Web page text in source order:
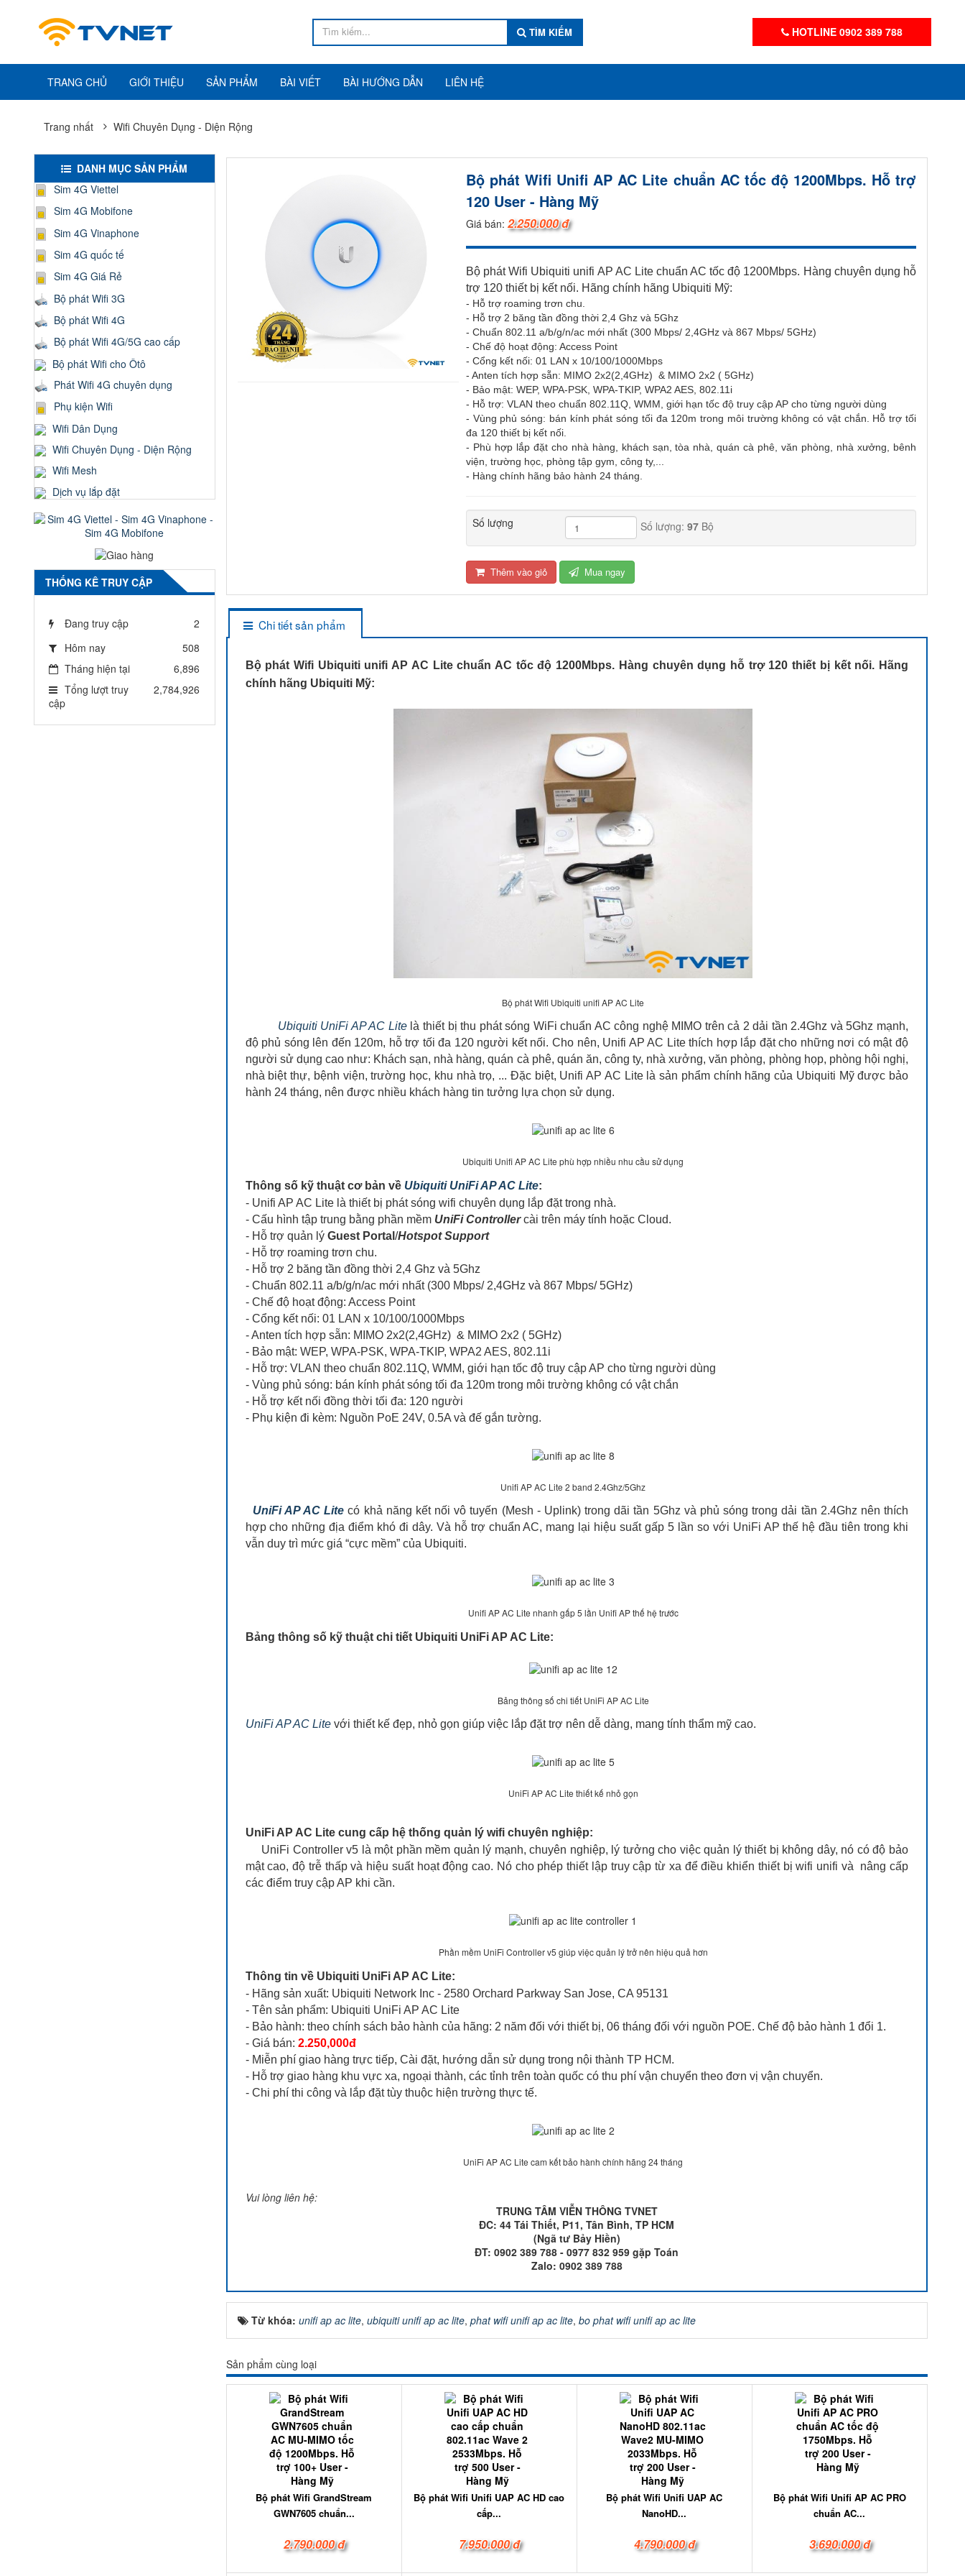
TÌM KIẾM HOTLINE 0902 389 788
TRANG CHỦ GIỚI THIỆU SẢN PHẨM BÀI VIẾT BÀI HƯỚNG DẪN LIÊN HỆ
Trang nhất Wifi Chuyên Dụng - Diện Rộng
Bộ phát Wifi Unifi AP AC Lite chuẩn AC tốc độ 1200Mbps. Hỗ trợ
120 User - Hàng Mỹ
Giá bán: 2.250.000 đ
Bộ phát Wifi Ubiquiti unifi AP AC Lite chuẩn AC tốc độ 1200Mbps. Hàng chuyên dụng hỗ
trợ 120 thiết bị kết nối. Hãng chính hãng Ubiquiti Mỹ:
- Hỗ trợ roaming trơn chu.
- Hỗ trợ 2 băng tần đồng thời 2,4 Ghz và 5Ghz
- Chuẩn 802.11 a/b/g/n/ac mới nhất (300 Mbps/ 2,4GHz và 867 Mbps/ 5GHz)
- Chế độ hoạt động: Access Point
- Cổng kết nối: 01 LAN x 10/100/1000Mbps
- Anten tích hợp sẵn: MIMO 2x2(2,4GHz) & MIMO 2x2 ( 5GHz)
- Bảo mật: WEP, WPA-PSK, WPA-TKIP, WPA2 AES, 802.11i
- Hỗ trợ: VLAN theo chuẩn 802.11Q, WMM, giới hạn tốc độ truy cập AP cho từng người dùng
- Vùng phủ sóng: bán kính phát sóng tối đa 120m trong môi trường không có vật chắn. Hỗ trợ tối
đa 120 thiết bị kết nối.
- Phù hợp lắp đặt cho nhà hàng, khách sạn, tòa nhà, quán cà phê, văn phòng, nhà xưởng, bênh
viện, trường học, phòng tập gym, công ty,...
- Hàng chính hãng bảo hành 24 tháng.
Số lượng Số lượng: 97Bộ
Thêm vào giỏ Mua ngay
Chi tiết sản phẩm
Bộ phát Wifi Ubiquiti unifi AP AC Lite chuẩn AC tốc độ 1200Mbps. Hàng chuyên dụng hỗ trợ 120 thiết bị kết nối. Hãng
chính hãng Ubiquiti Mỹ:
Bộ phát Wifi Ubiquiti unifi AP AC Lite
Ubiquiti UniFi AP AC Litelà thiết bị thu phát sóng WiFi chuẩn AC công nghệ MIMO trên cả 2 dải tần 2.4Ghz và 5Ghz mạnh,
độ phủ sóng lên đến 120m, hỗ trợ tối đa 120 người kết nối. Cho nên, Unifi AP AC Lite thích hợp lắp đặt cho những nơi có mật độ
người sử dụng cao như: Khách sạn, nhà hàng, quán cà phê, quán ăn, công ty, nhà xưởng, văn phòng, phòng họp, phòng hội nghị,
nhà biệt thự, bệnh viện, trường học, khu nhà trọ, ... Đặc biệt, Unifi AP AC Lite là sản phẩm chính hãng của Ubiquiti Mỹ được bảo
hành 24 tháng, nên được nhiều khách hàng tin tưởng lựa chọn sử dụng.
Ubiquiti Unifi AP AC Lite phù hợp nhiều nhu cầu sử dụng
Thông số kỹ thuật cơ bản về Ubiquiti UniFi AP AC Lite:
- Unifi AP AC Lite là thiết bị phát sóng wifi chuyên dụng lắp đặt trong nhà.
- Cấu hình tập trung bằng phần mềm UniFi Controllercài trên máy tính hoặc Cloud.
- Hỗ trợ quản lý Guest Portal /Hotspot Support
- Hỗ trợ roaming trơn chu.
- Hỗ trợ 2 băng tần đồng thời 2,4 Ghz và 5Ghz
- Chuẩn 802.11 a/b/g/n/ac mới nhất (300 Mbps/ 2,4GHz và 867 Mbps/ 5GHz)
- Chế độ hoạt động: Access Point
- Cổng kết nối: 01 LAN x 10/100/1000Mbps
- Anten tích hợp sẵn: MIMO 2x2(2,4GHz) & MIMO 2x2 ( 5GHz)
- Bảo mật: WEP, WPA-PSK, WPA-TKIP, WPA2 AES, 802.11i
- Hỗ trợ: VLAN theo chuẩn 802.11Q, WMM, giới hạn tốc độ truy cập AP cho từng người dùng
- Vùng phủ sóng: bán kính phát sóng tối đa 120m trong môi trường không có vật chắn
- Hỗ trợ kết nối đồng thời tối đa: 120 người
- Phụ kiện đi kèm: Nguồn PoE 24V, 0.5A và đế gắn tường.
Unifi AP AC Lite 2 band 2.4Ghz/5Ghz
UniFi AP AC Lite có khả năng kết nối vô tuyến (Mesh - Uplink) trong dãi tần 5Ghz và phủ sóng trong dải tần 2.4Ghz nên thích
hợp cho những địa điểm khó đi dây. Và hỗ trợ chuẩn AC, mang lại hiệu suất gấp 5 lần so với UniFi AP thế hệ đầu tiên trong khi
vẫn duy trì mức giá “cực mềm” của Ubiquiti.
Unifi AP AC Lite nhanh gấp 5 lần Unifi AP thế hệ trước
Bảng thông số kỹ thuật chi tiết Ubiquiti UniFi AP AC Lite:
Bảng thông số chi tiết UniFi AP AC Lite
UniFi AP AC Litevới thiết kế đẹp, nhỏ gọn giúp việc lắp đặt trợ nên dễ dàng, mang tính thẩm mỹ cao.
UniFi AP AC Lite thiết kế nhỏ gọn
UniFi AP AC Lite cung cấp hệ thống quản lý wifi chuyên nghiệp:
UniFi Controller v5 là một phần mềm quản lý mạnh, chuyên nghiệp, lý tưởng cho việc quản lý thiết bị không dây, nó có độ bảo
mật cao, độ trễ thấp và hiệu suất hoạt động cao. Nó cho phép thiết lập truy cập từ xa để điều khiển thiết bị wifi unifi và nâng cấp
các điểm truy cập AP khi cần.
Phần mềm UniFi Controller v5 giúp việc quản lý trở nên hiệu quả hơn
Thông tin về Ubiquiti UniFi AP AC Lite:
- Hãng sản xuất: Ubiquiti Network Inc - 2580 Orchard Parkway San Jose, CA 95131
- Tên sản phẩm: Ubiquiti UniFi AP AC Lite
- Bảo hành: theo chính sách bảo hành của hãng: 2 năm đối với thiết bị, 06 tháng đối với nguồn POE. Chế độ bảo hành 1 đổi 1.
- Giá bán: 2.250,000đ
- Miễn phí giao hàng trực tiếp, Cài đặt, hướng dẫn sử dụng trong nội thành TP HCM.
- Hỗ trợ giao hàng khu vực xa, ngoại thành, các tỉnh trên toàn quốc có thu phí vận chuyển theo đơn vị vận chuyển.
- Chi phí thi công và lắp đặt tùy thuộc hiện trường thực tế.
UniFi AP AC Lite cam kết bảo hành chính hãng 24 tháng
Vui lòng liên hệ:
TRUNG TÂM VIỄN THÔNG TVNET
ĐC: 44 Tái Thiết, P11, Tân Bình, TP HCM
(Ngã tư Bảy Hiền)
ĐT: 0902 389 788 - 0977 832 959 gặp Toán
Zalo: 0902 389 788
Từ khóa: unifi ap ac lite, ubiquiti unifi ap ac lite, phat wifi unifi ap ac lite, bo phat wifi unifi ap ac lite
Sản phẩm cùng loại
Bộ phát Wifi GrandStream
GWN7605 chuẩn...
2.790.000 đ
Bộ phát Wifi Unifi UAP AC HD cao
cấp...
7.950.000 đ
Bộ phát Wifi Unifi UAP AC
NanoHD...
4.790.000 đ
Bộ phát Wifi Unifi AP AC PRO
chuẩn AC...
3.690.000 đ
DANH MỤC SẢN PHẨM
Sim 4G Viettel
Sim 4G Mobifone
Sim 4G Vinaphone
Sim 4G quốc tế
Sim 4G Giá Rẻ
Bộ phát Wifi 3G
Bộ phát Wifi 4G
Bộ phát Wifi 4G/5G cao cấp
Bộ phát Wifi cho Ôtô
Phát Wifi 4G chuyên dụng
Phụ kiện Wifi
Wifi Dân Dụng
Wifi Chuyên Dụng - Diện Rộng
Wifi Mesh
Dịch vụ lắp đặt
THỐNG KÊ TRUY CẬP
Đang truy cập
2
Hôm nay
508
Tháng hiện tại
6,896
Tổng lượt truy
cập
2,784,926